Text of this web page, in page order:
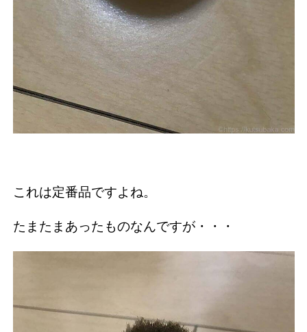
これは定番品ですよね。
たまたまあったものなんですが・・・